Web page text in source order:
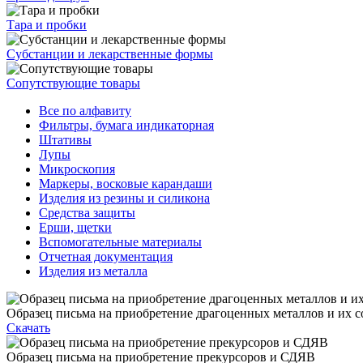
Тара и пробки
Субстанции и лекарственные формы
Сопутствующие товары
Все по алфавиту
Фильтры, бумага индикаторная
Штативы
Лупы
Микроскопия
Маркеры, восковые карандаши
Изделия из резины и силикона
Средства защиты
Ерши, щетки
Вспомогательные материалы
Отчетная документация
Изделия из металла
Образец письма на приобретение драгоценных металлов и их
Скачать
Образец письма на приобретение прекурсоров и СДЯВ